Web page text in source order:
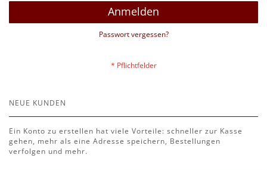
Anmelden
Passwort vergessen?
NEUE KUNDEN
Ein Konto zu erstellen hat viele Vorteile: schneller zur Kasse
gehen, mehr als eine Adresse speichern, Bestellungen
verfolgen und mehr.